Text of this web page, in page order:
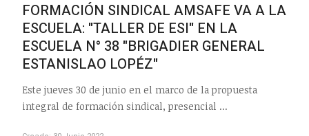
FORMACIÓN SINDICAL AMSAFE VA A LA
ESCUELA: "TALLER DE ESI" EN LA
ESCUELA N° 38 "BRIGADIER GENERAL
ESTANISLAO LOPÉZ"
Este jueves 30 de junio en el marco de la propuesta
integral de formación sindical, presencial ...